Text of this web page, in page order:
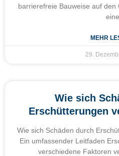
barrierefreie Bauweise auf
eine
MEHR
29.
Wie sich
Erschütterungen
Wie sich Schäden durch
Ein umfassender Leitfaden
verschiedene Faktoren